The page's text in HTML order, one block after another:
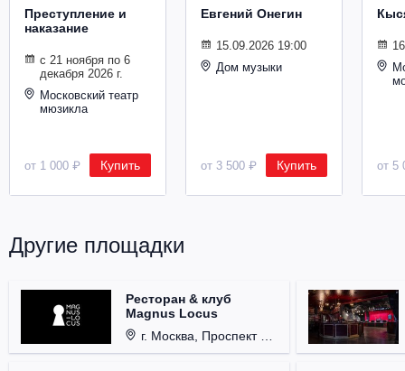
Преступление и
наказание
с 21 ноября по 6
декабря 2026 г.
Московский театр
мюзикла
от 1 000 ₽ Купить
Евгений Онегин
15.09.2026 19:00
Дом музыки
от 3 500 ₽ Купить от 5
Другие площадки
Ресторан & клуб
Magnus Locus
г. Москва, Проспект Мира, д. 12, стр. 9.